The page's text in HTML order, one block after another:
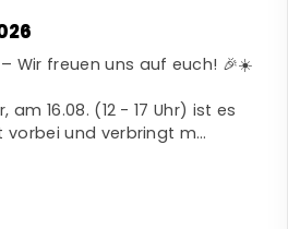
Wir freuen uns auf euch! 🎉☀️
16.08. (12 - 17 Uhr) ist es
vorbei und verbringt m…